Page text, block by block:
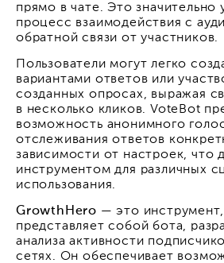
прямо в чате. Это значительно
процесс взаимодействия с
обратной связи от участников.
Пользователи могут легко
вариантами ответов или
созданных опросах, выражая
в несколько кликов. VoteBot
возможность анонимного
отслеживания ответов
зависимости от настроек, что
инструментом для различных
использования.
GrowthHero — это
представляет собой бота,
анализа активности
сетях. Он обеспечивает